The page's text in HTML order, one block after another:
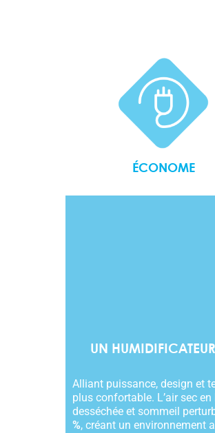
ÉCONOME
UN
Alliant puissance, design et
plus confortable. L’air sec
desséchée et sommeil
%, créant un environnement